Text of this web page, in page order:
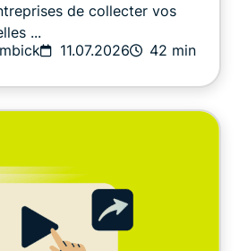
de collecter vos
...
11.07.2026 42 min